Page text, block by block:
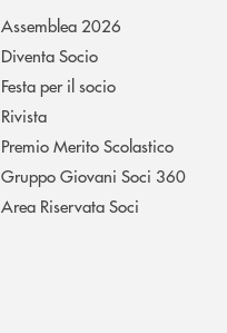
Assemblea 2026
Diventa Socio
Festa per il socio
Rivista
Premio Merito Scolastico
Gruppo Giovani Soci 360
Area Riservata Soci